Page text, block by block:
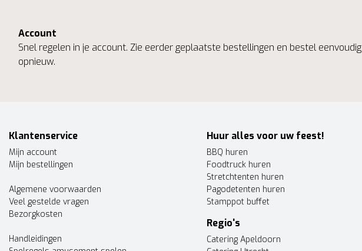
Account
Snel regelen in je account. Zie eerder geplaatste bestellingen en bestel eenvoudig
opnieuw.
Klantenservice
Mijn account
Mijn bestellingen
Algemene voorwaarden
Veel gestelde vragen
Bezorgkosten
Handleidingen
Huur alles voor uw feest!
BBQ huren
Foodtruck huren
Stretchtenten huren
Pagodetenten huren
Stamppot buffet
Regio's
Catering Apeldoorn